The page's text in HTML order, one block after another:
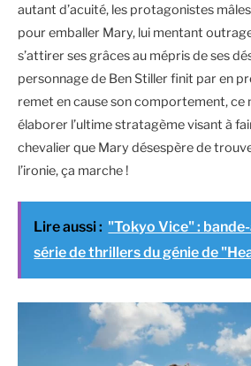
autant d’acuité, les protagonistes
pour emballer Mary, lui mentant
s’attirer ses grâces au mépris de ses
personnage de Ben Stiller finit par en
remet en cause son comportement, ce
élaborer l’ultime stratagème visant à
chevalier que Mary désespère de
l’ironie, ça marche !
Lire aussi : "Tokyo Vice" :
série de thrillers du génie de